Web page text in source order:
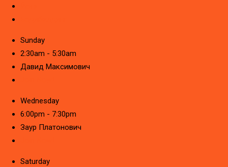
Sunday
2:30am - 5:30am
Давид Максимович
Wednesday
6:00pm - 7:30pm
Заур Платонович
Saturday